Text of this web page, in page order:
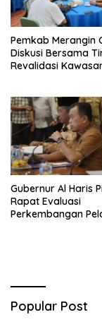
Pemkab Merangin
Diskusi Bersama
Revalidasi
Gubernur Al Haris
Rapat Evaluasi
Perkembangan
Popular Post